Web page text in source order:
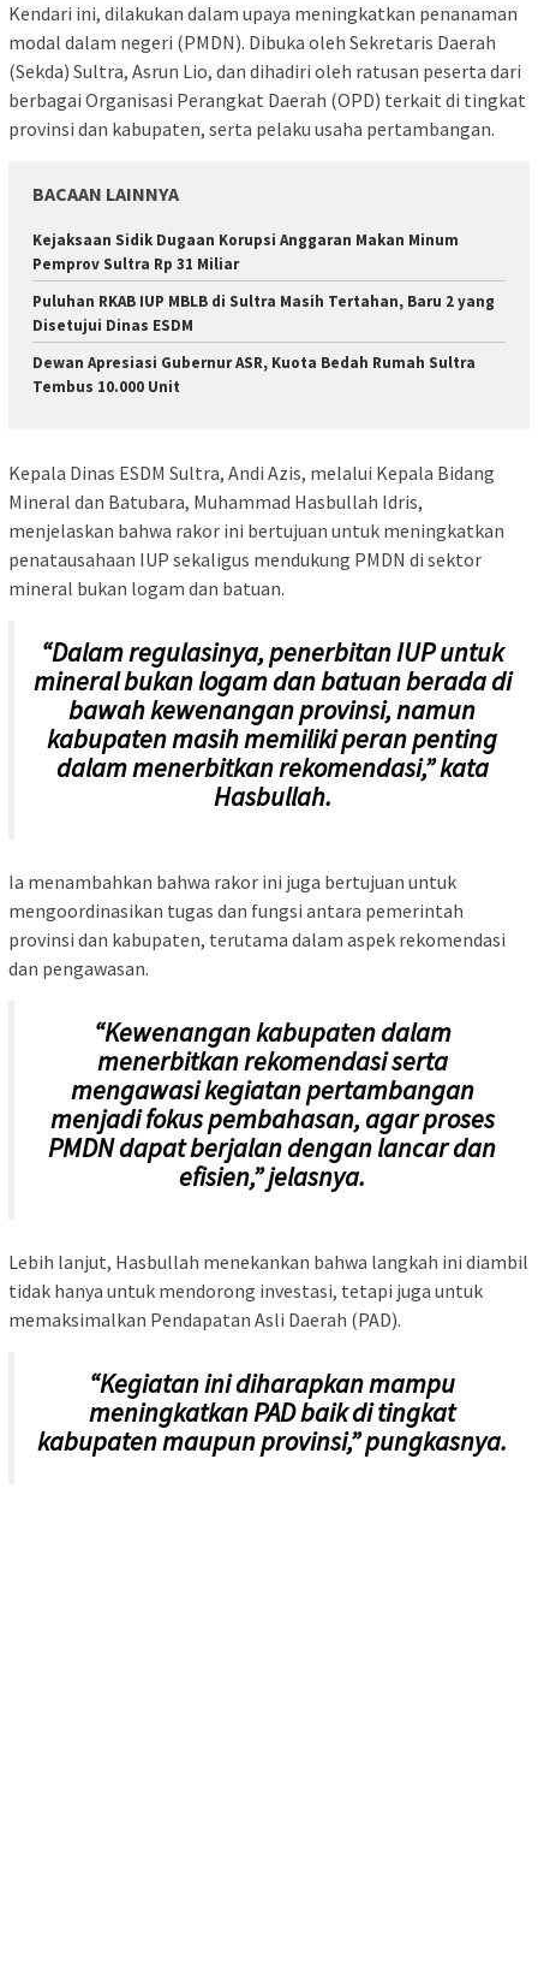
Kendari ini, dilakukan dalam upaya meningkatkan penanaman
modal dalam negeri (PMDN). Dibuka oleh Sekretaris Daerah
(Sekda) Sultra, Asrun Lio, dan dihadiri oleh ratusan peserta dari
berbagai Organisasi Perangkat Daerah (OPD) terkait di tingkat
provinsi dan kabupaten, serta pelaku usaha pertambangan.
BACAAN LAINNYA
Kejaksaan Sidik Dugaan Korupsi Anggaran Makan Minum
Pemprov Sultra Rp 31 Miliar
Puluhan RKAB IUP MBLB di Sultra Masih Tertahan, Baru 2 yang
Disetujui Dinas ESDM
Dewan Apresiasi Gubernur ASR, Kuota Bedah Rumah Sultra
Tembus 10.000 Unit
Kepala Dinas ESDM Sultra, Andi Azis, melalui Kepala Bidang
Mineral dan Batubara, Muhammad Hasbullah Idris,
menjelaskan bahwa rakor ini bertujuan untuk meningkatkan
penatausahaan IUP sekaligus mendukung PMDN di sektor
mineral bukan logam dan batuan.
“Dalam regulasinya, penerbitan IUP untuk
mineral bukan logam dan batuan berada di
bawah kewenangan provinsi, namun
kabupaten masih memiliki peran penting
dalam menerbitkan rekomendasi,” kata
Hasbullah.
Ia menambahkan bahwa rakor ini juga bertujuan untuk
mengoordinasikan tugas dan fungsi antara pemerintah
provinsi dan kabupaten, terutama dalam aspek rekomendasi
dan pengawasan.
“Kewenangan kabupaten dalam
menerbitkan rekomendasi serta
mengawasi kegiatan pertambangan
menjadi fokus pembahasan, agar proses
PMDN dapat berjalan dengan lancar dan
efisien,” jelasnya.
Lebih lanjut, Hasbullah menekankan bahwa langkah ini diambil
tidak hanya untuk mendorong investasi, tetapi juga untuk
memaksimalkan Pendapatan Asli Daerah (PAD).
“Kegiatan ini diharapkan mampu
meningkatkan PAD baik di tingkat
kabupaten maupun provinsi,” pungkasnya.